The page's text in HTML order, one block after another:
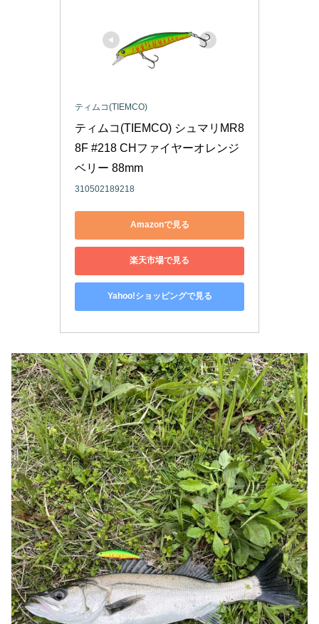
ティムコ(TIEMCO)
ティムコ(TIEMCO) シュマリMR8
8F #218 CHファイヤーオレンジ
ベリー 88mm
310502189218
Amazonで見る
楽天市場で見る
Yahoo!ショッピングで見る